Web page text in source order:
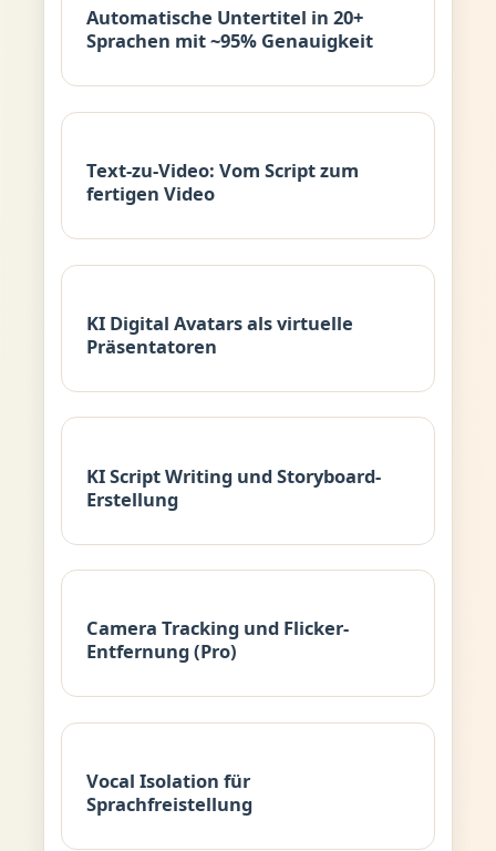
Automatische Untertitel in 20+
Sprachen mit ~95% Genauigkeit
Text-zu-Video: Vom Script zum
fertigen Video
KI Digital Avatars als virtuelle
Präsentatoren
KI Script Writing und Storyboard-
Erstellung
Camera Tracking und Flicker-
Entfernung (Pro)
Vocal Isolation für
Sprachfreistellung